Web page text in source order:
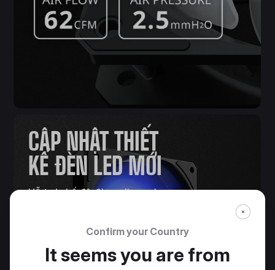
CẬP NHẬT THIẾT
KẾ ĐÈN LED MỚI
Hỗ trợ chế độ đèn eclipse và
Confirm your Country
It seems you are from